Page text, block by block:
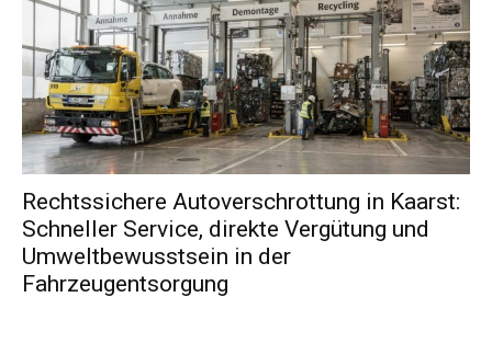
Rechtssichere Autoverschrottung in Kaarst:
Schneller Service, direkte Vergütung und
Umweltbewusstsein in der
Fahrzeugentsorgung